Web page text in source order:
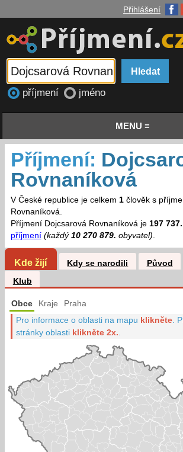
Přihlášení
příjmení jméno
MENU ≡
Příjmení:
Rovnaníková
V České republice je celkem 1člověk s
Rovnaníková.
Příjmení Dojcsarová Rovnaníková je 197 737.
příjmení (každý 10 270 879. obyvatel).
Kde žijí Kdy se narodili Původ
Klub
Obce Kraje Praha
Pro informace o oblasti na mapu klikněte
stránky oblasti klikněte 2x.